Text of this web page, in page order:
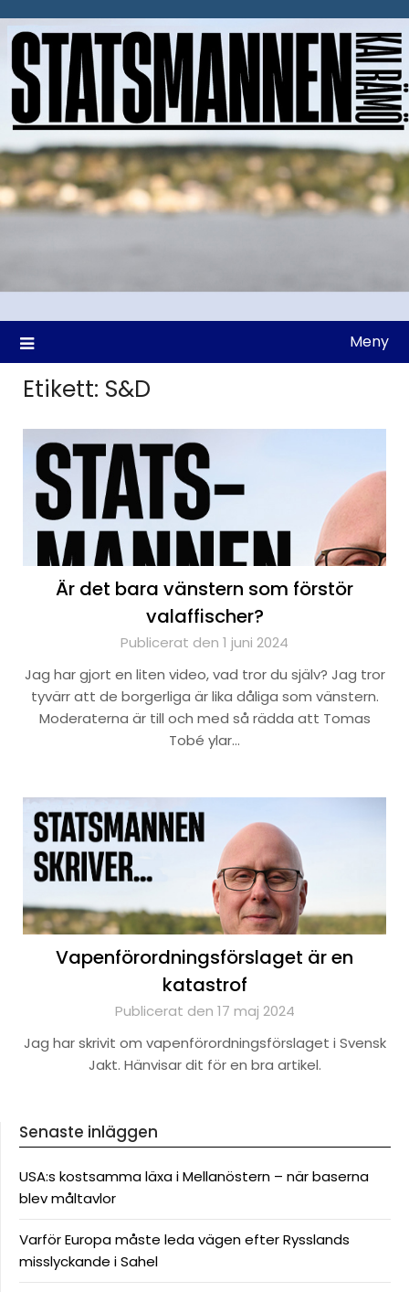
till
Meny
Etikett: S&D
Är det bara vänstern som förstör
valaffischer?
Publicerat den 1 juni 2024
Jag har gjort en liten video, vad tror du själv? Jag tror
tyvärr att de borgerliga är lika dåliga som vänstern.
Moderaterna är till och med så rädda att Tomas
Tobé ylar…
Vapenförordningsförslaget är en
katastrof
Publicerat den 17 maj 2024
Jag har skrivit om vapenförordningsförslaget i Svensk
Jakt. Hänvisar dit för en bra artikel.
Senaste inläggen
USA:s kostsamma läxa i Mellanöstern – när baserna
blev måltavlor
Varför Europa måste leda vägen efter Rysslands
misslyckande i Sahel